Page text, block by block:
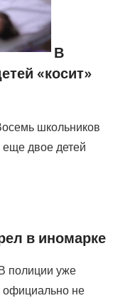
В
«косит»
школьников
еще двое детей
в иномарке
полиции уже
официально не